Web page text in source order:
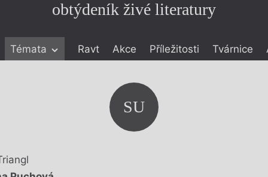
obtýdeník živé literatury
Témata Ravt Akce Příležitosti Tvárnice
SU